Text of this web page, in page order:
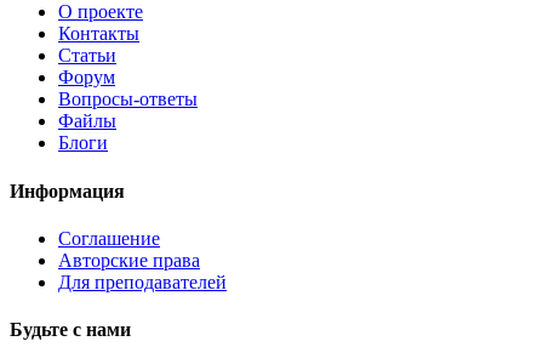
О проекте
Контакты
Статьи
Форум
Вопросы-ответы
Файлы
Блоги
Информация
Соглашение
Авторские права
Для преподавателей
Будьте с нами